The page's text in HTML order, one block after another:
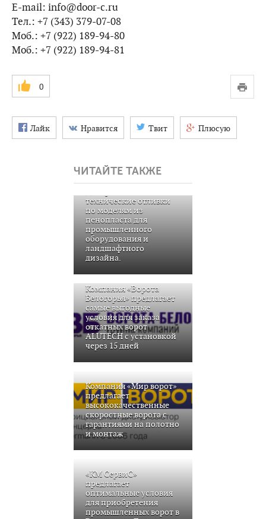
E-mail: info@door-c.ru
Тел.: +7 (343) 379-07-08
Моб.: +7 (922) 189-94-80
Моб.: +7 (922) 189-94-81
0
Лайк Нравится Твит Плюсую
ЧИТАЙТЕ ТАКЖЕ
технические отливки
по моделям из
пенопласта для
промышленного
оборудования и
ландшафтного
дизайна.
Компания «Ворота
Белогорья» предлагает
самые выгодные
условия для заказа
откатных ворот
ALUTECH с установкой
через 15 дней
Компания «Мир ворот»
предлагает
высококачественные
скоростные ворота с
гарантиями на полотно
и монтаж
«КМ СервиС»
предлагает
оптимальные условия
для приобретения
промышленных ворот в